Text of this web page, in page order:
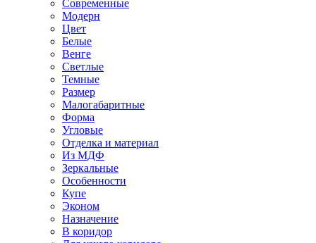
Современные
Модерн
Цвет
Белые
Венге
Светлые
Темные
Размер
Малогабаритные
Форма
Угловые
Отделка и материал
Из МДФ
Зеркальные
Особенности
Купе
Эконом
Назначение
В коридор